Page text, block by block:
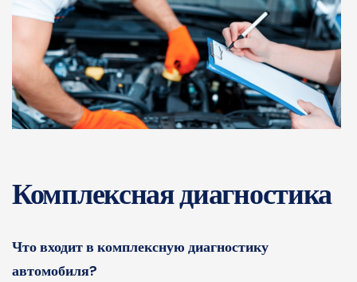
Комплексная диагностика
Что входит в комплексную диагностику
автомобиля?